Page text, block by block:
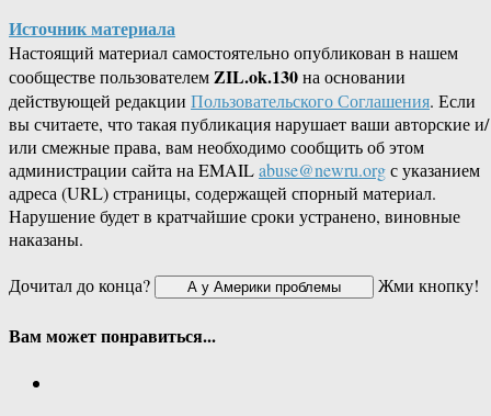
Источник материала
Настоящий материал самостоятельно опубликован в нашем
сообществе пользователемZIL.ok.130на основании
действующей редакции Пользовательского Соглашения. Если
вы считаете, что такая публикация нарушает ваши авторские и/
или смежные права, вам необходимо сообщить об этом
администрации сайта на EMAILabuse@newru.orgс указанием
адреса (URL) страницы, содержащей спорный материал.
Нарушение будет в кратчайшие сроки устранено, виновные
наказаны.
Дочитал до конца?
Жми кнопку!
Вам может понравиться...